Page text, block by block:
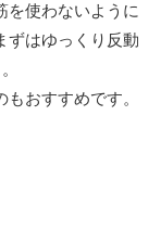
を使わないように
ずはゆっくり反動
おすすめです。